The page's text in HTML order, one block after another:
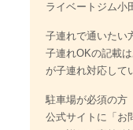
ライベートジム小
子連れで通いたい
子連れOKの記載
が子連れ対応して
駐車場が必須の方
公式サイトに「お